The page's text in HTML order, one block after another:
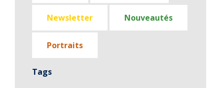
Newsletter Nouveautés
Portraits
Tags